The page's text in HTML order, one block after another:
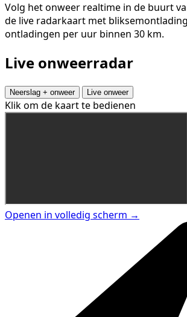
Volg het onweer realtime in de buurt
de live radarkaart met
ontladingen per uur binnen 30 km.
Live onweerradar
Neerslag + onweer Live onweer
Klik om de kaart te bedienen
Openen in volledig scherm →